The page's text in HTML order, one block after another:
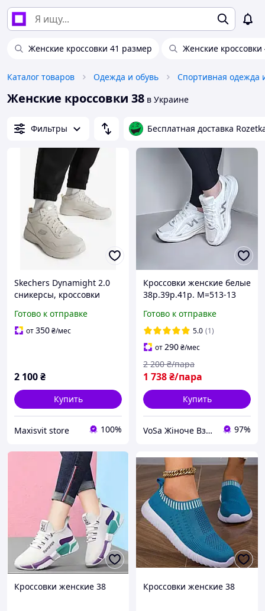
Женские кроссовки 41 размер Женские кроссовки
Каталог товаров Одежда и обувь Спортивная одежда
Женские кроссовки 38 в Украине
Фильтры Бесплатная доставка
Skechers Dynamight 2.0
сникерсы, кроссовки
Готово к отправке
от350₴/мес
2 100₴
Купить
Maxisvit store 100%
Кроссовки женские белые
38р.39р.41р. М=513-13
Готово к отправке
5.0 (1)
от290₴/мес
1 738₴/пара
2 200 ₴/пара
Купить
VoSa Жіноче Взуття 97%
Кроссовки женские 38 Кроссовки женские 38